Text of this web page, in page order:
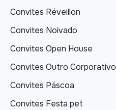
Convites Réveillon
Convites Noivado
Convites Open House
Convites Outro Corporativo
Convites Páscoa
Convites Festa pet